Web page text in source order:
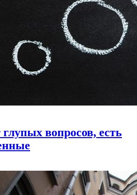
вопросов, есть